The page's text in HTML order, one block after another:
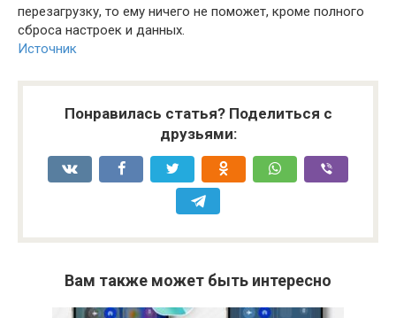
перезагрузку, то ему ничего не поможет, кроме полного
сброса настроек и данных.
Источник
Понравилась статья? Поделиться с
друзьями:
Вам также может быть интересно